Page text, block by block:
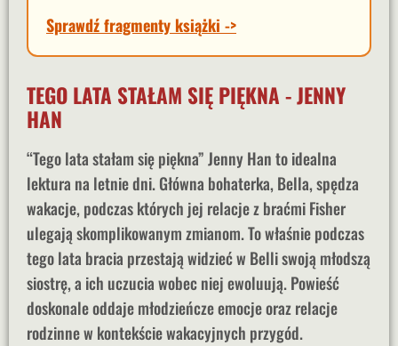
Sprawdź fragmenty książki ->
TEGO LATA STAŁAM SIĘ PIĘKNA - JENNY
HAN
“Tego lata stałam się piękna” Jenny Han to idealna
lektura na letnie dni. Główna bohaterka, Bella, spędza
wakacje, podczas których jej relacje z braćmi Fisher
ulegają skomplikowanym zmianom. To właśnie podczas
tego lata bracia przestają widzieć w Belli swoją młodszą
siostrę, a ich uczucia wobec niej ewoluują. Powieść
doskonale oddaje młodzieńcze emocje oraz relacje
rodzinne w kontekście wakacyjnych przygód.